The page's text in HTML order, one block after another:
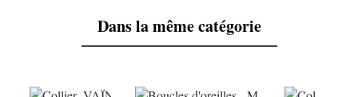
Dans la même catégorie